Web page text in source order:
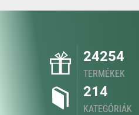
24254
TERMÉKEK
214
KATEGÓRIÁK